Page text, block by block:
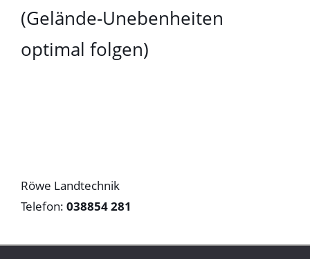
(Gelände-Unebenheiten
optimal folgen)
Röwe Landtechnik
Telefon: 038854 281